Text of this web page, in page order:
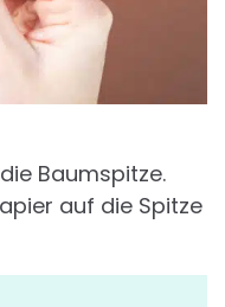
Baumspitze.
auf die Spitze